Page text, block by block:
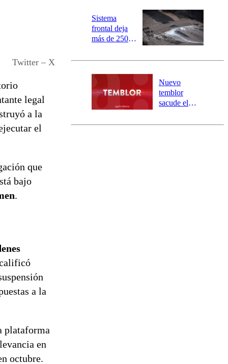
Twitter – X
legal
a la
el
que
bajo
.
a la
plataforma
en
octubre.
la DMC para
este viernes
Sistema
frontal deja
más de 250
y 317
aisladas entre
Valparaíso y
Los Ríos
Nuevo
temblor
sacude el
revisa la